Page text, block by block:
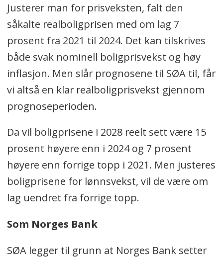
Justerer man for prisveksten, falt den
såkalte realboligprisen med om lag 7
prosent fra 2021 til 2024. Det kan tilskrives
både svak nominell boligprisvekst og høy
inflasjon. Men slår prognosene til SØA til, får
vi altså en klar realboligprisvekst gjennom
prognoseperioden.
Da vil boligprisene i 2028 reelt sett være 15
prosent høyere enn i 2024 og 7 prosent
høyere enn forrige topp i 2021. Men justeres
boligprisene for lønnsvekst, vil de være om
lag uendret fra forrige topp.
Som Norges Bank
SØA legger til grunn at Norges Bank setter